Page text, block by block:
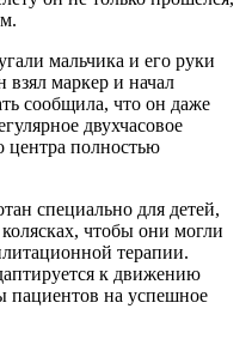
мальчика и его руки
маркер и начал
сообщила, что он даже
двухчасовое
центра полностью
специально для детей,
чтобы они могли
терапии.
к движению
пациентов на успешное